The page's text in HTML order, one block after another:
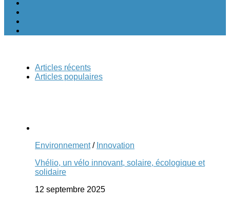
Articles récents
Articles populaires
Environnement/ Innovation
Vhélio, un vélo innovant, solaire, écologique et
solidaire
12 septembre 2025